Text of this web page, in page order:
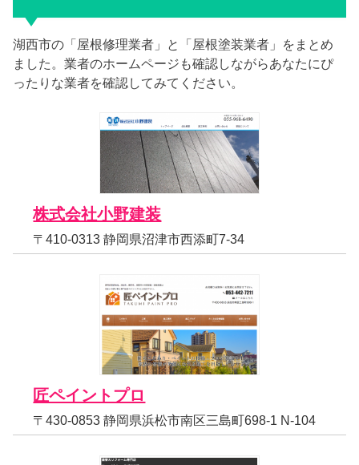
湖西市の「屋根修理業者」と「屋根塗装業者」をまとめ
ました。業者のホームページも確認しながらあなたにぴ
ったりな業者を確認してみてください。
株式会社小野建装
〒410-0313 静岡県沼津市西添町7-34
匠ペイントプロ
〒430-0853 静岡県浜松市南区三島町698-1 N-104